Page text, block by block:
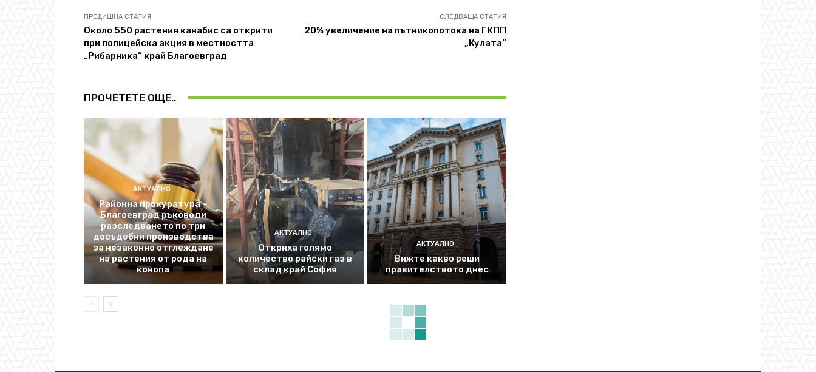
ПРЕДИШНА СТАТИЯ
Около 550 растения канабис са открити
при полицейска акция в местността
„Рибарника“ край Благоевград
СЛЕДВАЩА СТАТИЯ
20% увеличение на пътникопотока на ГКПП
„Кулата“
ПРОЧЕТЕТЕ ОЩЕ..
АКТУАЛНО
Районна прокуратура –
Благоевград ръководи
разследването по три
досъдебни производства
за незаконно отглеждане
на растения от рода на
конопа
АКТУАЛНО
Откриха голямо
количество райски газ в
склад край София
АКТУАЛНО
Вижте какво реши
правителството днес